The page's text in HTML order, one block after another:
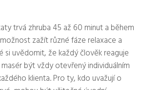
trvá zhruba 45 až 60 minut a během
zažít různé fáze relaxace a
si uvědomit, že každý člověk reaguje
být vždy otevřený individuálním
klienta. Pro ty, kdo uvažují o